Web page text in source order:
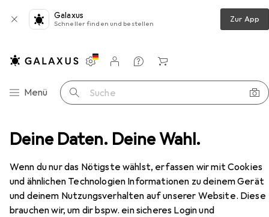
Deine Daten. Deine Wahl.
Wenn du nur das Nötigste wählst, erfassen wir mit Cookies
und ähnlichen Technologien Informationen zu deinem Gerät
und deinem Nutzungsverhalten auf unserer Website. Diese
brauchen wir, um dir bspw. ein sicheres Login und
Galaxus
Schneller finden und bestellen Zur App
Navigation nach Kategorien
Menü Suche
Einstellungen
Kundenkonto
Vergleichslisten
Merklisten
Warenkorb
+ Ladegerät Kärcher Schnellladegerät 2.445-032.0
EUR
36,49
Kärcher
Schnellladegerät 2.445-
032.0